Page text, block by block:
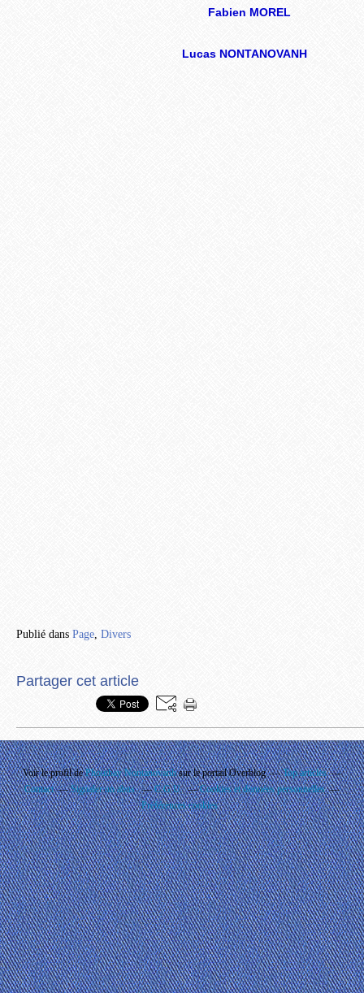
Fabien MOREL
Lucas NONTANOVANH
Publié dans Page, Divers
Partager cet article
Voir le profil dePhouthay Nontanovanhsur le portail Overblog
Top articles
Contact
Signaler un abus C.G.U.
Cookies et données personnelles
Préférences cookies